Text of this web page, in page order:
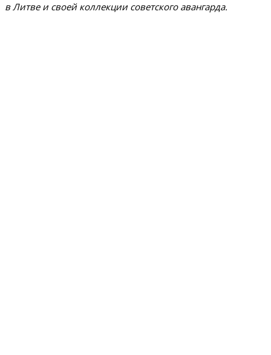
в Литве и своей коллекции советского авангарда.